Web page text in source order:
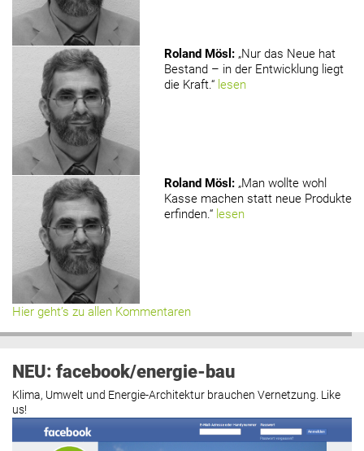
Roland Mösl : „Nur das Neue hat
Bestand – in der Entwicklung liegt
die Kraft.“ lesen
Roland Mösl : „Man wollte wohl
Kasse machen statt neue Produkte
erfinden.“ lesen
Hier geht’s zu allen Kommentaren
NEU: facebook/energie-bau
Klima, Umwelt und Energie-Architektur brauchen Vernetzung. Like
us!